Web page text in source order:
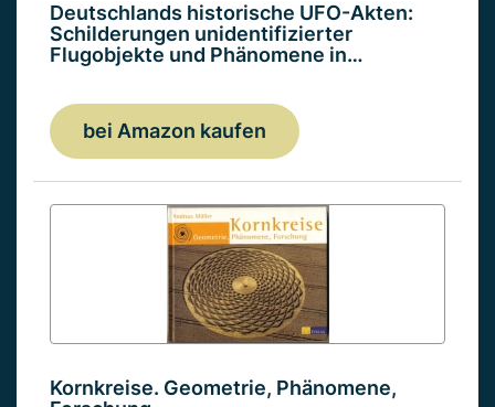
Deutschlands historische UFO-Akten:
Schilderungen unidentifizierter
Flugobjekte und Phänomene in…
bei Amazon kaufen
Kornkreise. Geometrie, Phänomene,